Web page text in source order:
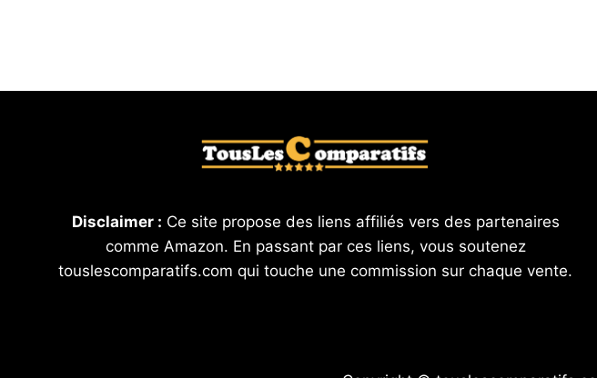
Disclaimer : Ce site propose des liens affiliés vers des partenaires
comme Amazon. En passant par ces liens, vous soutenez
touslescomparatifs.com qui touche une commission sur chaque vente.